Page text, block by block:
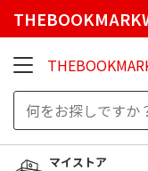
マイストア